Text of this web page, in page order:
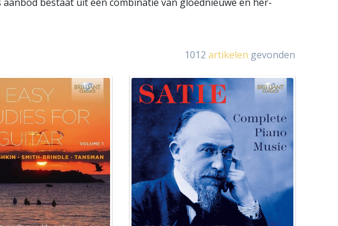
1012 artikelen gevonden